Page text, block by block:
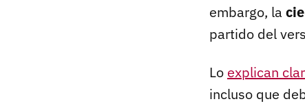
embargo, la
partido del
Lo explican
incluso que